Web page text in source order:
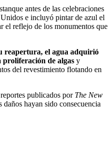
antes de las celebraciones
e incluyó pintar de azul el
el reflejo de los monumentos que
reapertura, el agua adquirió
de algas y
del revestimiento flotando en
publicados por The New
daños hayan sido consecuencia